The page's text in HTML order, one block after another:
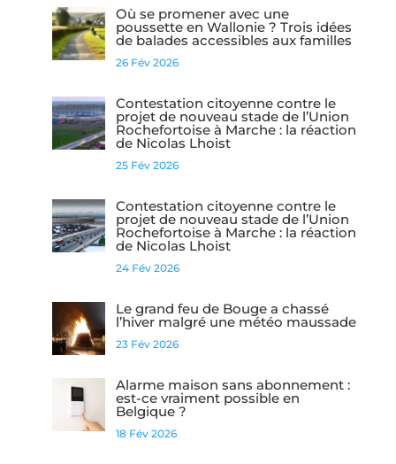
Où se promener avec une
poussette en Wallonie ? Trois idées
de balades accessibles aux familles
26 Fév 2026
Contestation citoyenne contre le
projet de nouveau stade de l’Union
Rochefortoise à Marche : la réaction
de Nicolas Lhoist
25 Fév 2026
Contestation citoyenne contre le
projet de nouveau stade de l’Union
Rochefortoise à Marche : la réaction
de Nicolas Lhoist
24 Fév 2026
Le grand feu de Bouge a chassé
l’hiver malgré une météo maussade
23 Fév 2026
Alarme maison sans abonnement :
est-ce vraiment possible en
Belgique ?
18 Fév 2026